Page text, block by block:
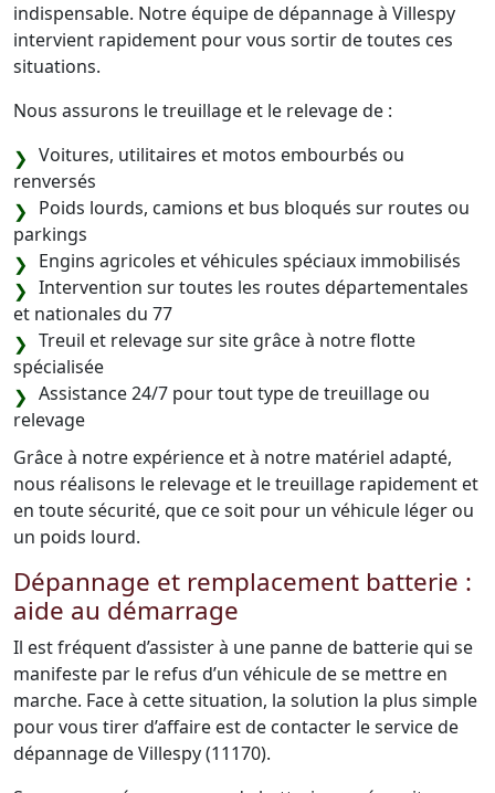
indispensable. Notre équipe de dépannage à Villespy
intervient rapidement pour vous sortir de toutes ces
situations.
Nous assurons le treuillage et le relevage de :
Voitures, utilitaires et motos embourbés ou
renversés
Poids lourds, camions et bus bloqués sur routes ou
parkings
Engins agricoles et véhicules spéciaux immobilisés
Intervention sur toutes les routes départementales
et nationales du 77
Treuil et relevage sur site grâce à notre flotte
spécialisée
Assistance 24/7 pour tout type de treuillage ou
relevage
Grâce à notre expérience et à notre matériel adapté,
nous réalisons le relevage et le treuillage rapidement et
en toute sécurité, que ce soit pour un véhicule léger ou
un poids lourd.
Dépannage et remplacement batterie :
aide au démarrage
Il est fréquent d’assister à une panne de batterie qui se
manifeste par le refus d’un véhicule de se mettre en
marche. Face à cette situation, la solution la plus simple
pour vous tirer d’affaire est de contacter le service de
dépannage de Villespy (11170).